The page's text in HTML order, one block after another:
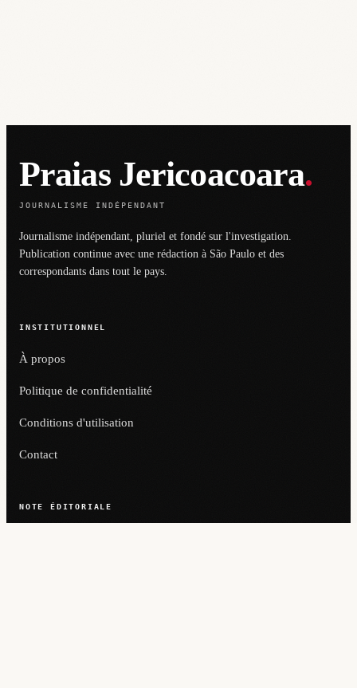
Praias Jericoacoara.
JOURNALISME INDÉPENDANT
Journalisme indépendant, pluriel et fondé sur l'investigation.
Publication continue avec une rédaction à São Paulo et des
correspondants dans tout le pays.
INSTITUTIONNEL
À propos
Politique de confidentialité
Conditions d'utilisation
Contact
NOTE ÉDITORIALE